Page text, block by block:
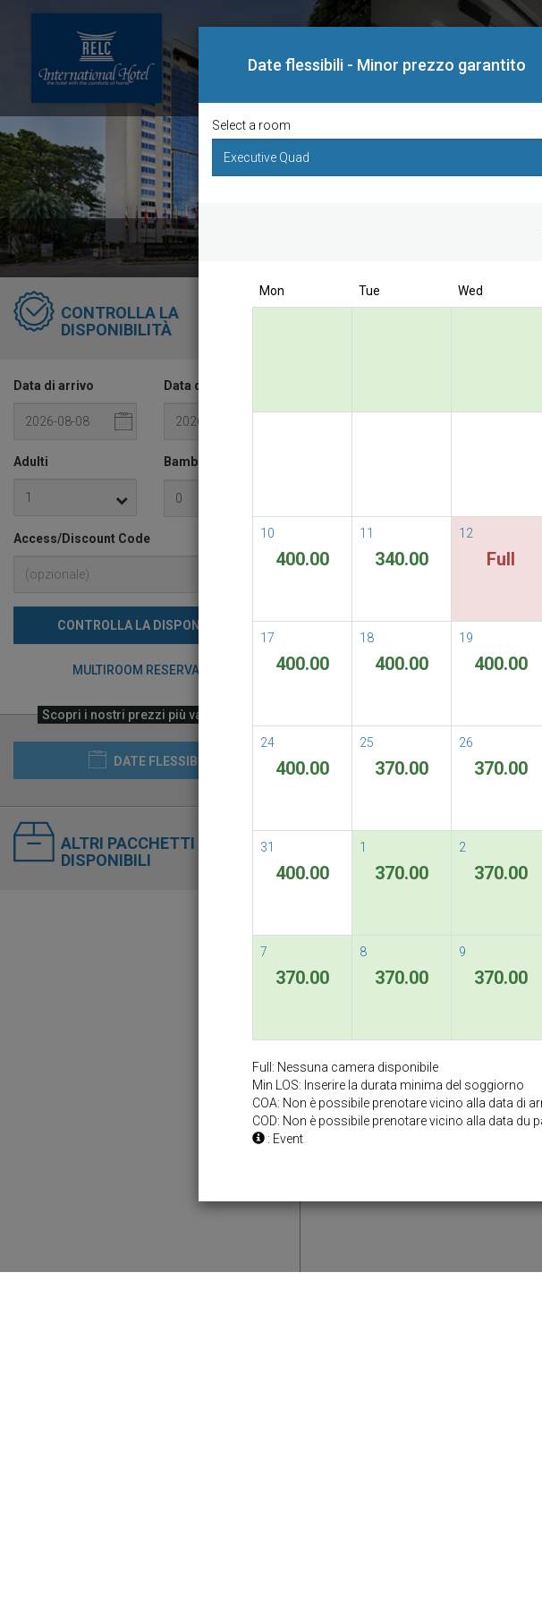
Book direct to
CONTROLLA LA
DISPONIBILITÀ
Data di arrivo Data di partenza
Adulti Bambini
Access/Discount Code
CONTROLLA LA DISPONIBILITÀ
MULTIROOM RESERVATION
Scopri i nostri prezzi più vantaggiosi
DATE FLESSIBILI
ALTRI PACCHETTI
DISPONIBILI
RELC International
Date flessibili - Minor prezzo garantito
Select a room
Mon Tue Wed
10
400.00
11
340.00
12
Full
17
400.00
18
400.00
19
400.00
24
400.00
25
370.00
26
370.00
31
400.00
1
370.00
2
370.00
7
370.00
8
370.00
9
370.00
Full: Nessuna camera disponibile
Min LOS: Inserire la durata minima del soggiorno
COA: Non è possibile prenotare vicino alla data di
COD: Non è possibile prenotare vicino alla data du
: Event